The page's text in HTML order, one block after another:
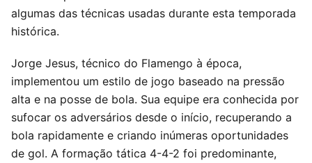
algumas das técnicas usadas durante esta temporada
histórica.
Jorge Jesus, técnico do Flamengo à época,
implementou um estilo de jogo baseado na pressão
alta e na posse de bola. Sua equipe era conhecida por
sufocar os adversários desde o início, recuperando a
bola rapidamente e criando inúmeras oportunidades
de gol. A formação tática 4-4-2 foi predominante,